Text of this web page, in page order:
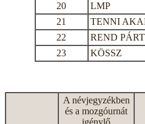
20
LMP
21
TENNI
22
REND PÁRT
23
KÖSSZ
A névjegyzékben
és a mozgóurnát
igénylő